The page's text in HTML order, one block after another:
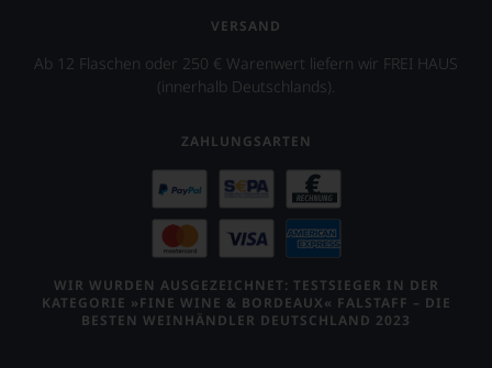
VERSAND
Ab 12 Flaschen oder 250 € Warenwert liefern wir FREI HAUS
(innerhalb Deutschlands).
ZAHLUNGSARTEN
WIR WURDEN AUSGEZEICHNET: TESTSIEGER IN DER
KATEGORIE »FINE WINE & BORDEAUX« FALSTAFF – DIE
BESTEN WEINHÄNDLER DEUTSCHLAND 2023